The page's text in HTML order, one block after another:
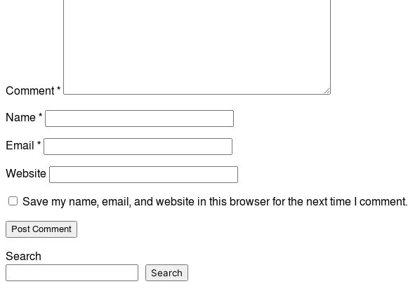
Comment*
Name*
Email *
Website
Save my name, email, and website in this browser for the next time I comment.
Search
Search